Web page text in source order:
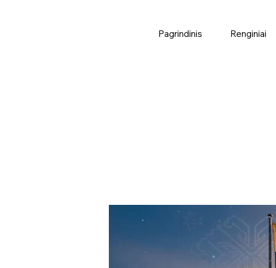
Pagrindinis Renginiai